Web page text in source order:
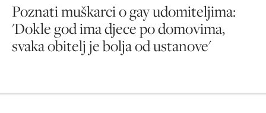
Poznati muškarci o gay udomiteljima:
'Dokle god ima djece po domovima,
svaka obitelj je bolja od ustanove'